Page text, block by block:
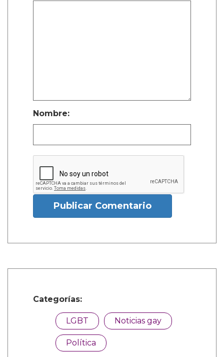
Nombre:
Publicar Comentario
Categorías:
LGBT Noticias gay
Política